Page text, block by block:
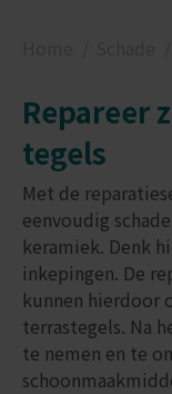
Repareer
tegels
Met de
eenvoudig
keramiek. Denk
inkepingen. De
kunnen hierdoor
terrastegels. Na
te nemen en te